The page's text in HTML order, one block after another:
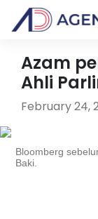
Azam
Ahli
February 24,
Bloomberg
Baki.